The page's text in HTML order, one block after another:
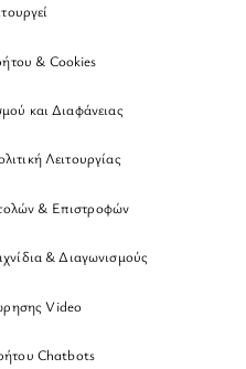
& Cookies
και Διαφάνειας
Λειτουργίας
& Επιστροφών
& Διαγωνισμούς
Video
Chatbots